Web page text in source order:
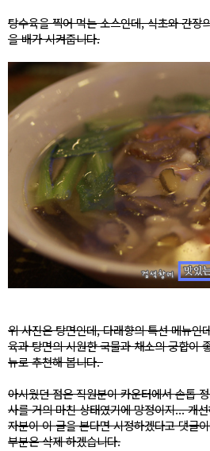
탕수육을 찍어 먹는 소스인데, 식초와 간장
을 배가 시켜줍니다.
위 사진은 탕면인데, 다래향의 특선 메뉴인
육과 탕면의 시원한 국물과 채소의 궁합이
뉴로 추천해 봅니다.
아시웠던 점은 직원분이 카운터에서 손톱
사를 거의 마친 상태였기에 망정이지... 개
자분이 이 글을 본다면 시정하겠다고 댓글
부분은 삭제 하겠습니다.